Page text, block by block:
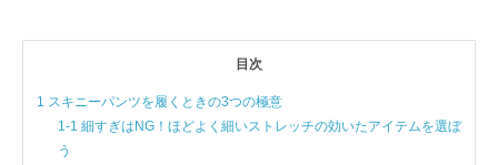
目次
1 スキニーパンツを履くときの3つの極意
1-1 細すぎはNG！ほどよく細いストレッチの効いたアイテムを選ぼ
う